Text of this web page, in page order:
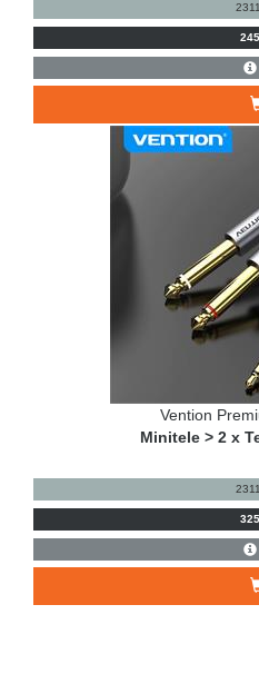
Vention
Minitele > 2 x